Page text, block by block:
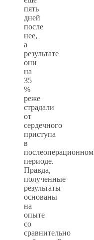
пять
дней
после
нее,
а
результате
они
на
35
%
реже
страдали
от
сердечного
приступа
в
послеоперационном
периоде.
Правда,
полученные
результаты
основаны
на
опыте
со
сравнительно